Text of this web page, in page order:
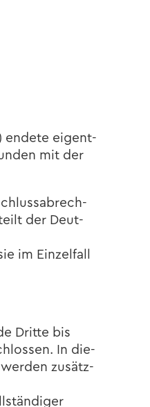
en­de­te ei­gent­
mit der
teilt der Deut­
im Ein­zel­fall
Drit­te bis
In die­
zu­sätz­